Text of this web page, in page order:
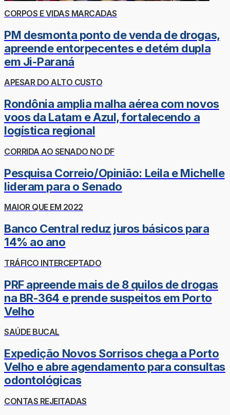
CORPOS E VIDAS MARCADAS
PM desmonta ponto de venda de drogas,
apreende entorpecentes e detém dupla
em Ji-Paraná
APESAR DO ALTO CUSTO
Rondônia amplia malha aérea com novos
voos da Latam e Azul, fortalecendo a
logística regional
CORRIDA AO SENADO NO DF
Pesquisa Correio/Opinião: Leila e Michelle
lideram para o Senado
MAIOR QUE EM 2022
Banco Central reduz juros básicos para
14% ao ano
TRÁFICO INTERCEPTADO
PRF apreende mais de 8 quilos de drogas
na BR-364 e prende suspeitos em Porto
Velho
SAÚDE BUCAL
Expedição Novos Sorrisos chega a Porto
Velho e abre agendamento para consultas
odontológicas
CONTAS REJEITADAS